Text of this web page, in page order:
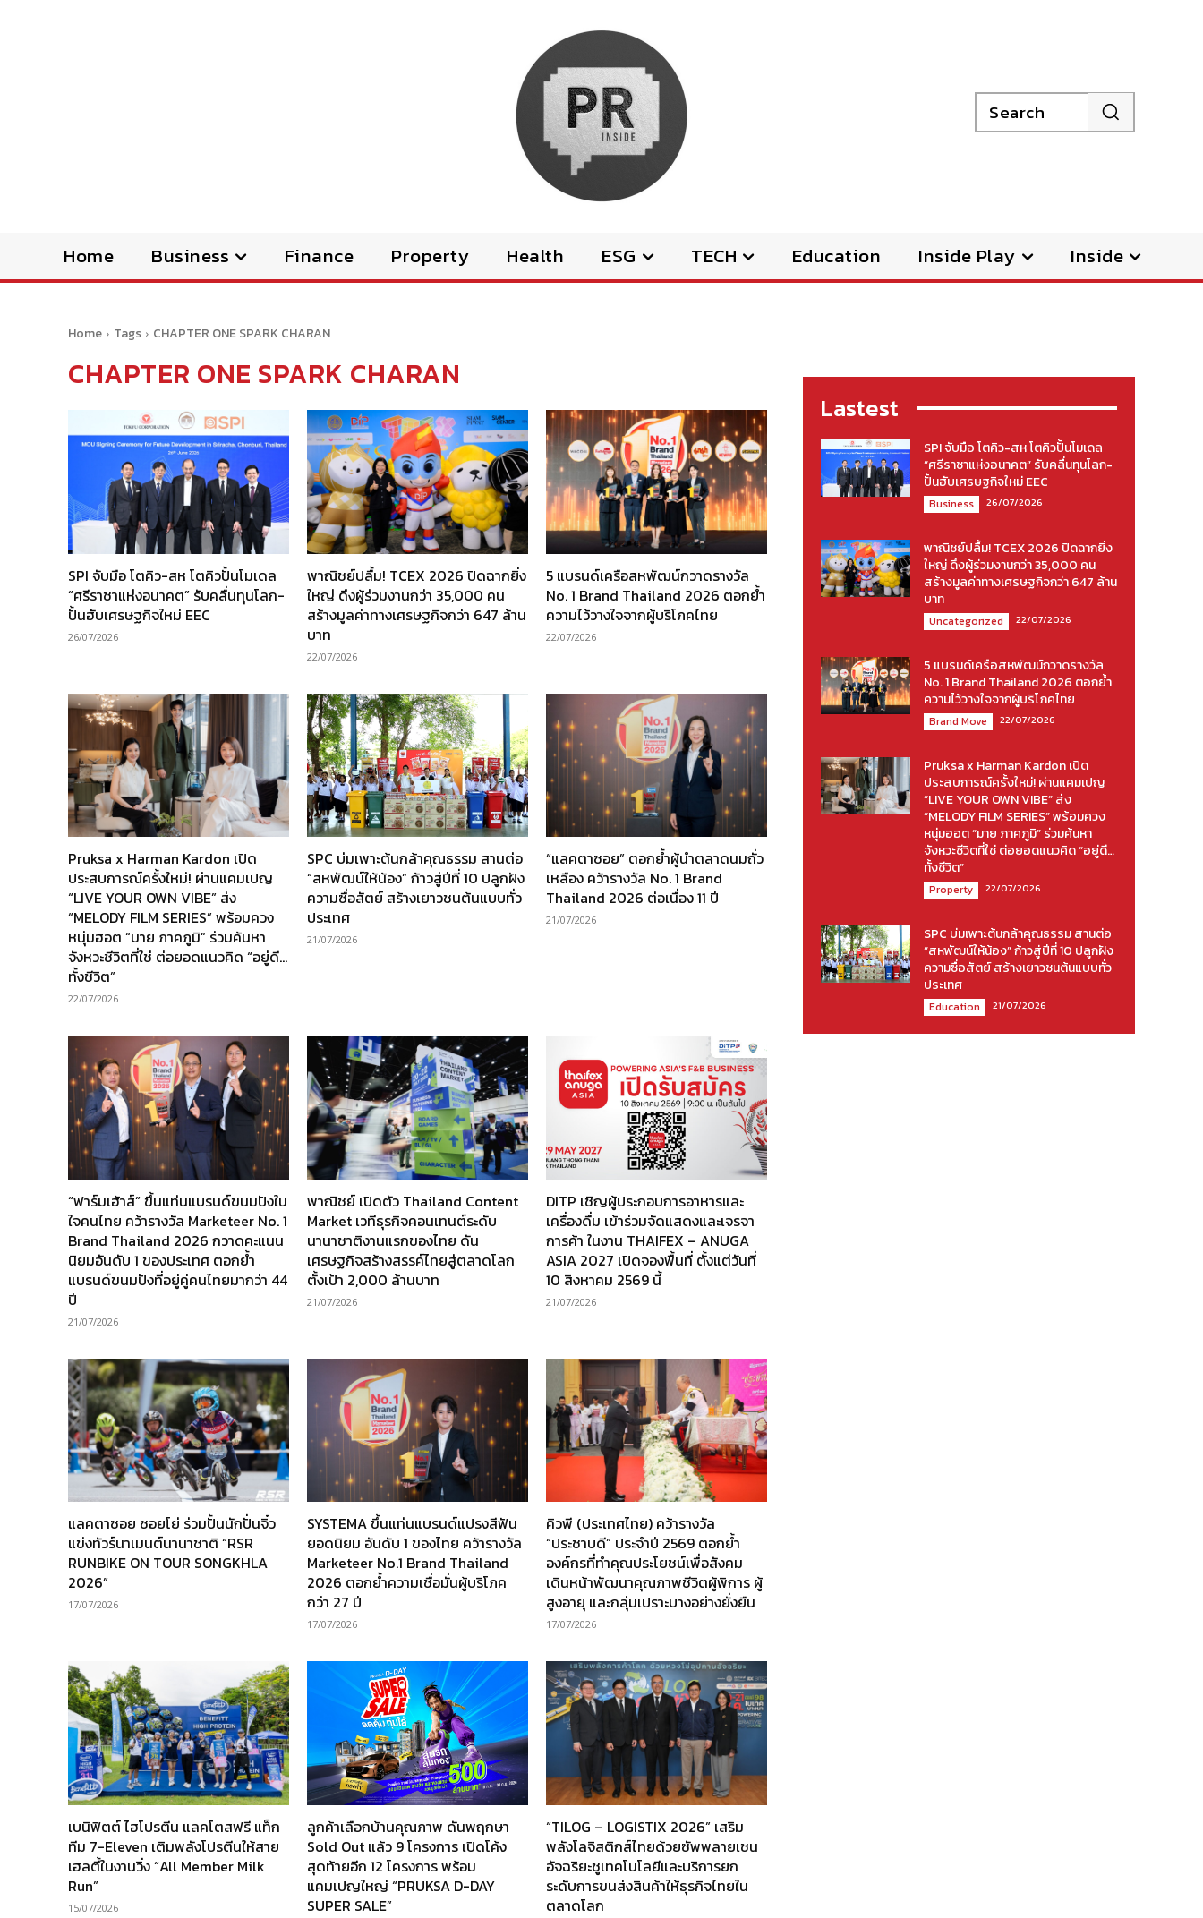
Search
Home Business Finance Property Health ESG TECH Education Inside Play Inside
Home Tags CHAPTER ONE SPARK CHARAN
CHAPTER ONE SPARK CHARAN
SPI จับมือ โตคิว-สห โตคิวปั้นโมเดล
“ศรีราชาแห่งอนาคต” รับคลื่นทุนโลก-
ปั้นฮับเศรษฐกิจใหม่ EEC
26/07/2026
พาณิชย์ปลื้ม! TCEX 2026 ปิดฉากยิ่ง
ใหญ่ ดึงผู้ร่วมงานกว่า 35,000 คน
สร้างมูลค่าทางเศรษฐกิจกว่า 647 ล้าน
บาท
22/07/2026
5 แบรนด์เครือสหพัฒน์กวาดรางวัล
No. 1 Brand Thailand 2026 ตอกย้ำ
ความไว้วางใจจากผู้บริโภคไทย
22/07/2026
Pruksa x Harman Kardon เปิด
ประสบการณ์ครั้งใหม่! ผ่านแคมเปญ
“LIVE YOUR OWN VIBE” ส่ง
“MELODY FILM SERIES” พร้อมควง
หนุ่มฮอต “มาย ภาคภูมิ” ร่วมค้นหา
จังหวะชีวิตที่ใช่ ต่อยอดแนวคิด “อยู่ดี…
ทั้งชีวิต”
22/07/2026
SPC บ่มเพาะต้นกล้าคุณธรรม สานต่อ
“สหพัฒน์ให้น้อง” ก้าวสู่ปีที่ 10 ปลูกฝัง
ความซื่อสัตย์ สร้างเยาวชนต้นแบบทั่ว
ประเทศ
21/07/2026
“แลคตาซอย” ตอกย้ำผู้นำตลาดนมถั่ว
เหลือง คว้ารางวัล No. 1 Brand
Thailand 2026 ต่อเนื่อง 11 ปี
21/07/2026
“ฟาร์มเฮ้าส์” ขึ้นแท่นแบรนด์ขนมปังใน
ใจคนไทย คว้ารางวัล Marketeer No. 1
Brand Thailand 2026 กวาดคะแนน
นิยมอันดับ 1 ของประเทศ ตอกย้ำ
แบรนด์ขนมปังที่อยู่คู่คนไทยมากว่า 44
ปี
21/07/2026
พาณิชย์ เปิดตัว Thailand Content
Market เวทีธุรกิจคอนเทนต์ระดับ
นานาชาติงานแรกของไทย ดัน
เศรษฐกิจสร้างสรรค์ไทยสู่ตลาดโลก
ตั้งเป้า 2,000 ล้านบาท
21/07/2026
DITP เชิญผู้ประกอบการอาหารและ
เครื่องดื่ม เข้าร่วมจัดแสดงและเจรจา
การค้า ในงาน THAIFEX – ANUGA
ASIA 2027 เปิดจองพื้นที่ ตั้งแต่วันที่
10 สิงหาคม 2569 นี้
21/07/2026
แลคตาซอย ซอยโย่ ร่วมปั้นนักปั่นจิ๋ว
แข่งทัวร์นาเมนต์นานาชาติ “RSR
RUNBIKE ON TOUR SONGKHLA
2026”
17/07/2026
SYSTEMA ขึ้นแท่นแบรนด์แปรงสีฟัน
ยอดนิยม อันดับ 1 ของไทย คว้ารางวัล
Marketeer No.1 Brand Thailand
2026 ตอกย้ำความเชื่อมั่นผู้บริโภค
กว่า 27 ปี
17/07/2026
คิวพี (ประเทศไทย) คว้ารางวัล
“ประชาบดี” ประจำปี 2569 ตอกย้ำ
องค์กรที่ทำคุณประโยชน์เพื่อสังคม
เดินหน้าพัฒนาคุณภาพชีวิตผู้พิการ ผู้
สูงอายุ และกลุ่มเปราะบางอย่างยั่งยืน
17/07/2026
เบนิฟิตต์ ไฮโปรตีน แลคโตสฟรี แท็ก
ทีม 7-Eleven เติมพลังโปรตีนให้สาย
เฮลตี้ในงานวิ่ง “All Member Milk
Run”
15/07/2026
ลูกค้าเลือกบ้านคุณภาพ ดันพฤกษา
Sold Out แล้ว 9 โครงการ เปิดโค้ง
สุดท้ายอีก 12 โครงการ พร้อม
แคมเปญใหญ่ “PRUKSA D-DAY
SUPER SALE”
“TILOG – LOGISTIX 2026” เสริม
พลังโลจิสติกส์ไทยด้วยซัพพลายเชน
อัจฉริยะชูเทคโนโลยีและบริการยก
ระดับการขนส่งสินค้าให้ธุรกิจไทยใน
ตลาดโลก
Lastest
SPI จับมือ โตคิว-สห โตคิวปั้นโมเดล
“ศรีราชาแห่งอนาคต” รับคลื่นทุนโลก-
ปั้นฮับเศรษฐกิจใหม่ EEC
Business 26/07/2026
พาณิชย์ปลื้ม! TCEX 2026 ปิดฉากยิ่ง
ใหญ่ ดึงผู้ร่วมงานกว่า 35,000 คน
สร้างมูลค่าทางเศรษฐกิจกว่า 647 ล้าน
บาท
Uncategorized 22/07/2026
5 แบรนด์เครือสหพัฒน์กวาดรางวัล
No. 1 Brand Thailand 2026 ตอกย้ำ
ความไว้วางใจจากผู้บริโภคไทย
Brand Move 22/07/2026
Pruksa x Harman Kardon เปิด
ประสบการณ์ครั้งใหม่! ผ่านแคมเปญ
“LIVE YOUR OWN VIBE” ส่ง
“MELODY FILM SERIES” พร้อมควง
หนุ่มฮอต “มาย ภาคภูมิ” ร่วมค้นหา
จังหวะชีวิตที่ใช่ ต่อยอดแนวคิด “อยู่ดี…
ทั้งชีวิต”
Property 22/07/2026
SPC บ่มเพาะต้นกล้าคุณธรรม สานต่อ
“สหพัฒน์ให้น้อง” ก้าวสู่ปีที่ 10 ปลูกฝัง
ความซื่อสัตย์ สร้างเยาวชนต้นแบบทั่ว
ประเทศ
Education 21/07/2026